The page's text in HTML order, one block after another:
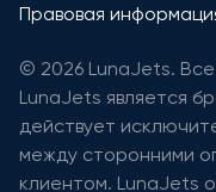
Правовая
© 2026 LunaJets.
LunaJets является
действует
между сторонними
клиентом. LunaJets